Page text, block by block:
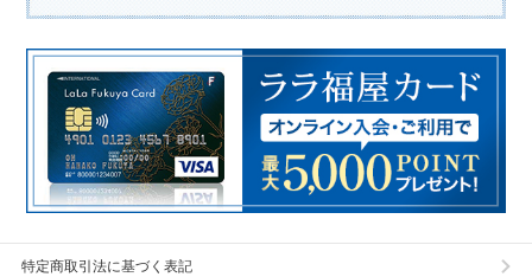
特定商取引法に基づく表記